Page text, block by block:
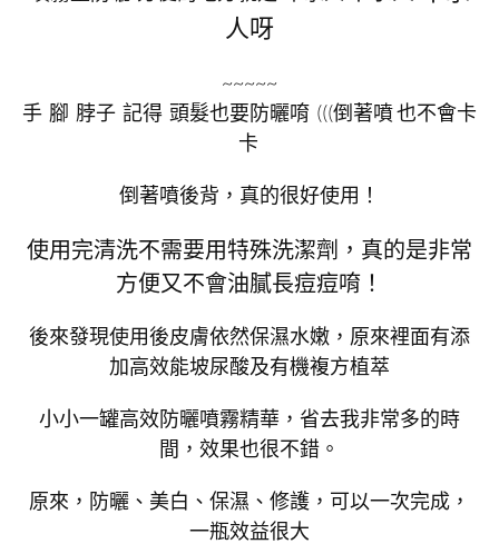
人呀
~~~~~
手 腳 脖子 記得 頭髮也要防曬唷 (((倒著噴 也不會卡
卡
倒著噴後背，真的很好使用！
使用完清洗不需要用特殊洗潔劑，真的是非常
方便又不會油膩長痘痘唷！
後來發現使用後皮膚依然保濕水嫩，原來裡面有添
加高效能坡尿酸及有機複方植萃
小小一罐高效防曬噴霧精華，省去我非常多的時
間，效果也很不錯。
原來，防曬、美白、保濕、修護，可以一次完成，
一瓶效益很大